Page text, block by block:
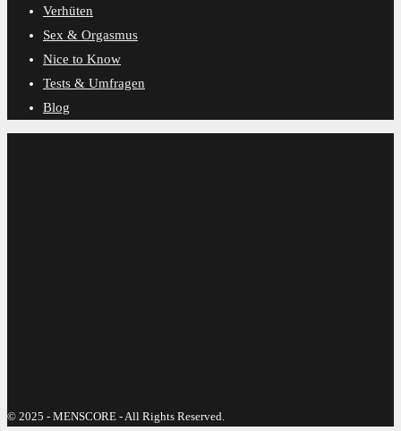
Verhüten
Sex & Orgasmus
Nice to Know
Tests & Umfragen
Blog
© 2025 - MENSCORE - All Rights Reserved.